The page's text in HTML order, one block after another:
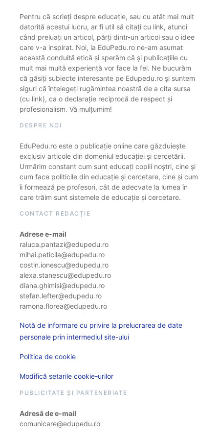
Pentru că scrieți despre educație, sau cu atât mai mult
datorită acestui lucru, ar fi util să citați cu link, atunci
când preluați un articol, părți dintr-un articol sau o idee
care v-a inspirat. Noi, la EduPedu.ro ne-am asumat
această conduită etică și sperăm că și publicațiile cu
mult mai multă experiență vor face la fel. Ne bucurăm
că găsiți subiecte interesante pe Edupedu.ro și suntem
siguri că înțelegeți rugămintea noastră de a cita sursa
(cu link), ca o declarație reciprocă de respect și
profesionalism. Vă mulțumim!
DESPRE NOI
EduPedu.ro este o publicație online care găzduiește
exclusiv articole din domeniul educației și cercetării.
Urmărim constant cum sunt educați copiii noștri, cine și
cum face politicile din educație și cercetare, cine și cum
îi formează pe profesori, cât de adecvate la lumea în
care trăim sunt sistemele de educație și cercetare.
CONTACT REDACȚIE
Adrese e-mail
raluca.pantazi@edupedu.ro
mihai.peticila@edupedu.ro
costin.ionescu@edupedu.ro
alexa.stanescu@edupedu.ro
diana.ghimisi@edupedu.ro
stefan.lefter@edupedu.ro
ramona.florea@edupedu.ro
Notă de informare cu privire la prelucrarea de date
personale prin intermediul site-ului
Politica de cookie
Modifică setarile cookie-urilor
PUBLICITATE ȘI PARTENERIATE
Adresă de e-mail
comunicare@edupedu.ro